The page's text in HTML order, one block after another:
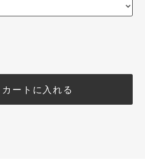
カートに入れる